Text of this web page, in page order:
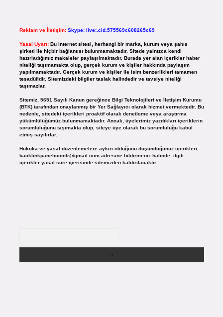
Reklam ve İletişim: Skype: live:.cid.575569c608265c69
Yasal Uyarı: Bu internet sitesi, herhangi bir marka, kurum veya şahıs
şirketi ile hiçbir bağlantısı bulunmamaktadır. Sitede yalnızca kendi
hazırladığımız makaleler paylaşılmaktadır. Burada yer alan içerikler haber
niteliği taşımamakta olup, gerçek kurum ve kişiler hakkında paylaşım
yapılmamaktadır. Gerçek kurum ve kişiler ile isim benzerlikleri tamamen
tesadüfidir. Sitemizdeki bilgiler taslak halindedir ve tavsiye niteliği
taşımazlar.
Sitemiz, 5651 Sayılı Kanun gereğince Bilgi Teknolojileri ve İletişim Kurumu
(BTK) tarafından onaylanmış bir Yer Sağlayıcı olarak hizmet vermektedir. Bu
nedenle, sitedeki içerikleri proaktif olarak denetleme veya araştırma
yükümlülüğümüz bulunmamaktadır. Ancak, üyelerimiz yazdıkları içeriklerin
sorumluluğunu taşımakta olup, siteye üye olarak bu sorumluluğu kabul
etmiş sayılırlar.
Hukuka ve yasal düzenlemelere aykırı olduğunu düşündüğünüz içerikleri,
backlinkpanelicomtr@gmail.comadresine bildirmeniz halinde, ilgili
içerikler yasal süre içerisinde sitemizden kaldırılacaktır.